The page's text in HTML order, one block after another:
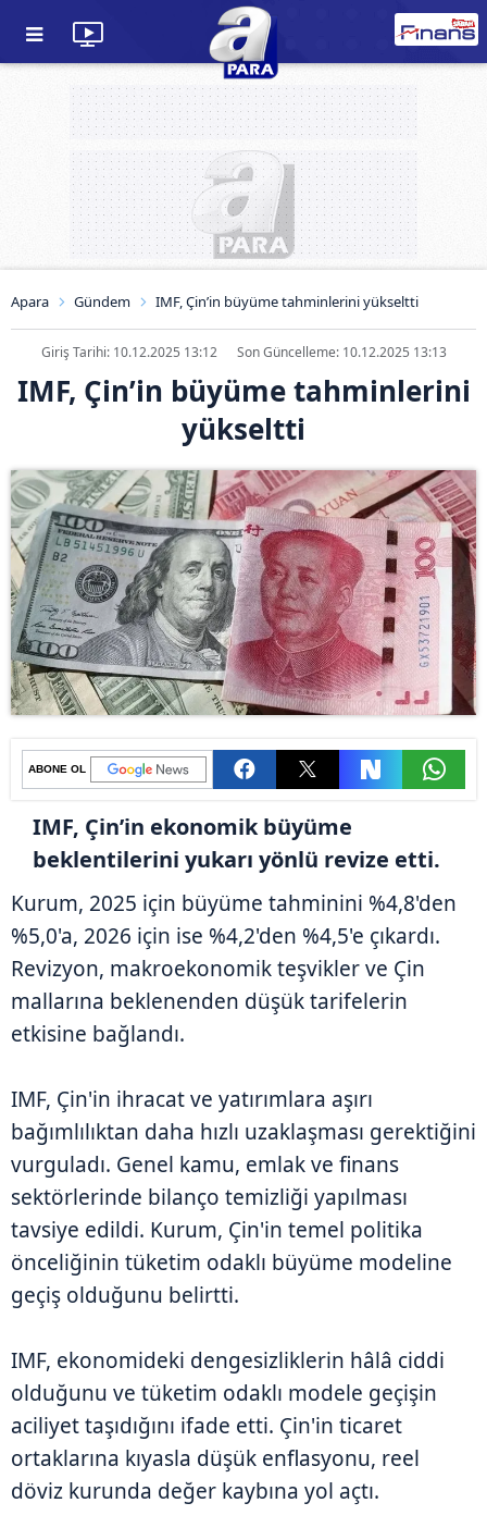
Apara Gündem IMF, Çin’in büyüme tahminlerini yükseltti
Giriş Tarihi: 10.12.2025 13:12 Son Güncelleme: 10.12.2025 13:13
IMF, Çin’in büyüme tahminlerini
yükseltti
ABONE OL
IMF, Çin’in ekonomik büyüme
beklentilerini yukarı yönlü revize etti.
Kurum, 2025 için büyüme tahminini %4,8'den
%5,0'a, 2026 için ise %4,2'den %4,5'e çıkardı.
Revizyon, makroekonomik teşvikler ve Çin
mallarına beklenenden düşük tarifelerin
etkisine bağlandı.
IMF, Çin'in ihracat ve yatırımlara aşırı
bağımlılıktan daha hızlı uzaklaşması gerektiğini
vurguladı. Genel kamu, emlak ve finans
sektörlerinde bilanço temizliği yapılması
tavsiye edildi. Kurum, Çin'in temel politika
önceliğinin tüketim odaklı büyüme modeline
geçiş olduğunu belirtti.
IMF, ekonomideki dengesizliklerin hâlâ ciddi
olduğunu ve tüketim odaklı modele geçişin
aciliyet taşıdığını ifade etti. Çin'in ticaret
ortaklarına kıyasla düşük enflasyonu, reel
döviz kurunda değer kaybına yol açtı.